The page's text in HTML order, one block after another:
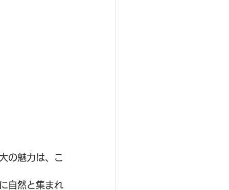
の魅力は、こ
自然と集まれ